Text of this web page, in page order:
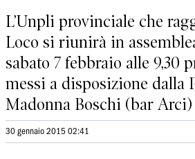
L’Unpli provinciale che
Loco si riunirà in
sabato 7 febbraio alle 9,30
messi a disposizione dalla
Madonna Boschi (bar
30 gennaio 2015 02:41